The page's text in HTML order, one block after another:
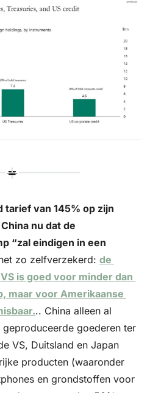
van 145% op zijn
nu dat de
“zal eindigen in een
zo zelfverzekerd: de
is goed voor minder dan
maar voor Amerikaanse
.. China alleen al
goederen ter
VS, Duitsland en Japan
producten (waaronder
en grondstoffen voor